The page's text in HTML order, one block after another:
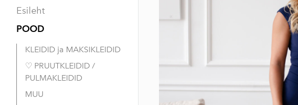
Esileht
POOD
KLEIDID ja MAKSIKLEIDID
♡ PRUUTKLEIDID /
PULMAKLEIDID
MUU